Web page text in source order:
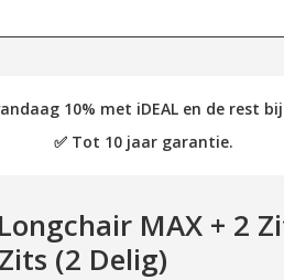
10% met iDEAL en de rest
✅ Tot 10 jaar garantie.
MAX + 2
(2 Delig)